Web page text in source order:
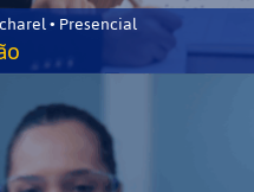
• Presencial